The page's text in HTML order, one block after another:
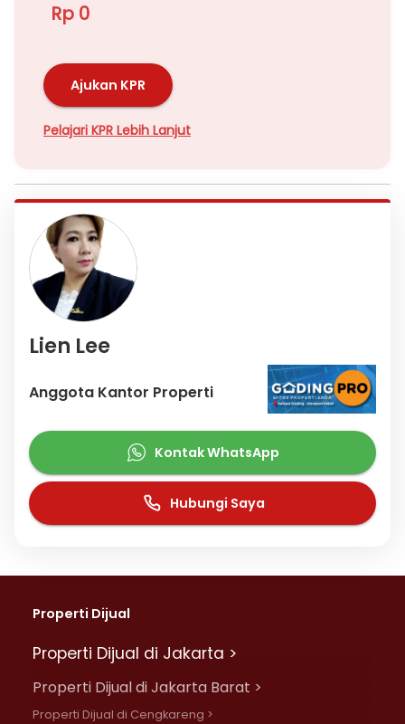
Rp 0
Ajukan KPR
Pelajari KPR Lebih Lanjut
Lien Lee
Anggota Kantor Properti
Kontak WhatsApp
Hubungi Saya
Properti Dijual
Properti Dijual di Jakarta >
Properti Dijual di Jakarta Barat >
Properti Dijual di Cengkareng >